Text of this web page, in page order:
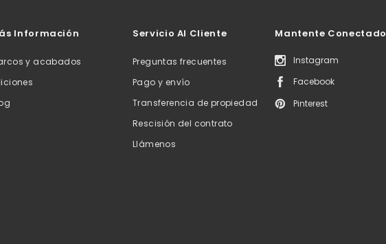
Información
y acabados
Servicio Al Cliente
Preguntas frecuentes
Pago y envío
Transferencia de propiedad
Rescisión del contrato
Llámenos
Mantente Conectado
Instagram
Facebook
Pinterest